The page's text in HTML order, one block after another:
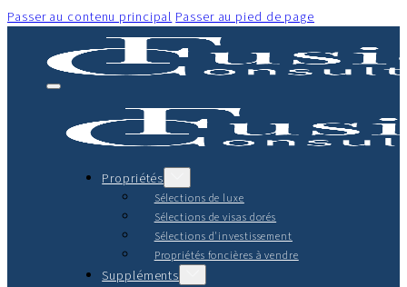
Passer au contenu principal Passer au pied de page
Propriétés
Sélections de luxe
Sélections de visas dorés
Sélections d'investissement
Propriétés foncières à vendre
Suppléments